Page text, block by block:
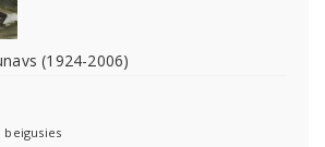
(1924-2006)
beigusies